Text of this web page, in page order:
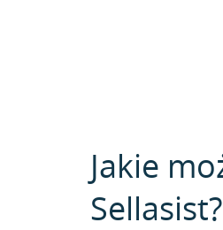
Jakie
Sellasist?